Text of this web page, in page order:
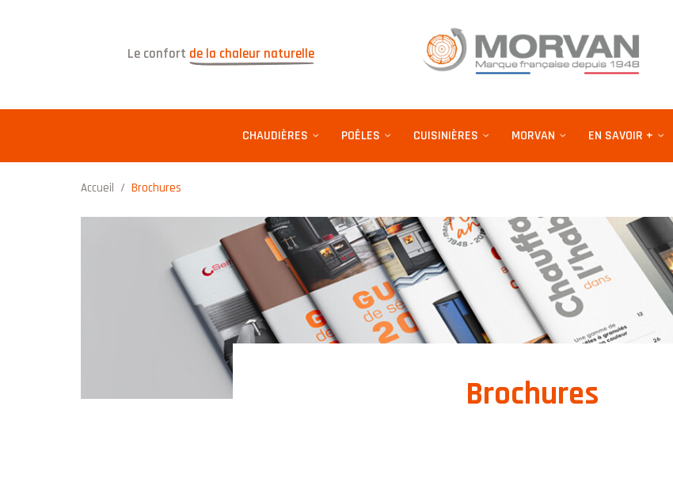
Le confort de la chaleur naturelle
CHAUDIÈRES POÊLES CUISINIÈRES MORVAN EN SAVOIR +
Accueil / Brochures
Brochures